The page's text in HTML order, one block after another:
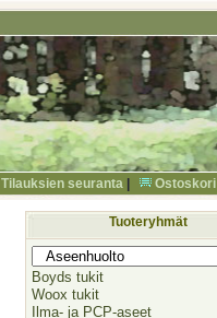
Tilauksien seuranta Ostoskori
Tuoteryhmät
Boyds tukit
Woox tukit
Ilma- ja PCP-aseet